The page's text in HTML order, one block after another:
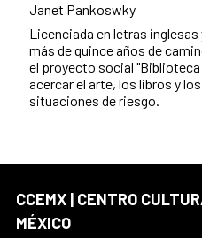
Janet Pankoswky
Licenciada en letras
más de quince años de
el proyecto social "Biblioteca
acercar el arte, los libros y
situaciones de riesgo.
CCEMX | CENTRO
MÉXICO